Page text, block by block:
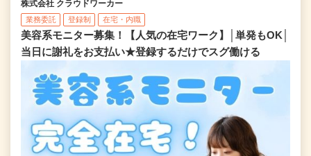
株式会社 クラウドワーカー
業務委託 登録制 在宅・内職
美容系モニター募集！【人気の在宅ワーク】│単発もOK│
当日に謝礼をお支払い★登録するだけでスグ働ける